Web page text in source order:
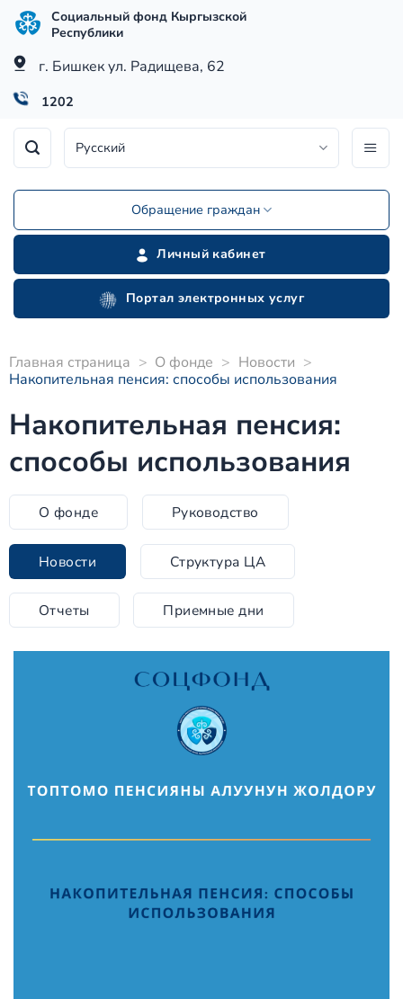
Skip
content
Социальный фонд Кыргызской
Республики
г. Бишкек ул. Радищева, 62
1202
Русский
Обращение граждан
Личный кабинет
Портал электронных услуг
Главная страница > О фонде > Новости >
Накопительная пенсия: способы использования
Накопительная пенсия:
способы использования
О фонде Руководство
Новости Структура ЦА
Отчеты Приемные дни